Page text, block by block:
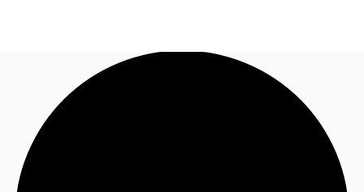
オフィス・事務所
倉庫・物流センター
お電話